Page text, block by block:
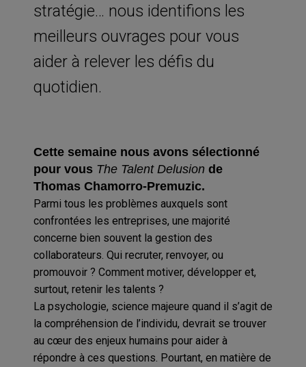
stratégie… nous identifions les
meilleurs ouvrages pour vous
aider à relever les défis du
quotidien.
Cette semaine nous avons sélectionné
pour vous The Talent Delusion de
Thomas Chamorro-Premuzic.
Parmi tous les problèmes auxquels sont
confrontées les entreprises, une majorité
concerne bien souvent la gestion des
collaborateurs. Qui recruter, renvoyer, ou
promouvoir ? Comment motiver, développer et,
surtout, retenir les talents ?
La psychologie, science majeure quand il s’agit de
la compréhension de l’individu, devrait se trouver
au cœur des enjeux humains pour aider à
répondre à ces questions. Pourtant, en matière de